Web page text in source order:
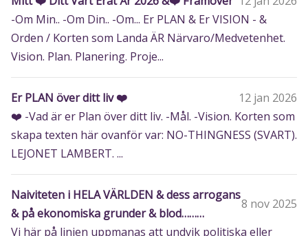
-Om Min.. -Om Din.. -Om... Er PLAN & Er VISION - &
Orden / Korten som Landa ÄR Närvaro/Medvetenhet.
Vision. Plan. Planering. Proje...
Er PLAN över ditt liv ❤️
12 jan 2026
❤️ -Vad är er Plan över ditt liv. -Mål. -Vision. Korten som
skapa texten här ovanför var: NO-THINGNESS (SVART).
LEJONET LAMBERT. ...
Naiviteten i HELA VÄRLDEN & dess arrogans
& på ekonomiska grunder & blod………
8 nov 2025
Vi här på linjen uppmanas att undvik politiska eller